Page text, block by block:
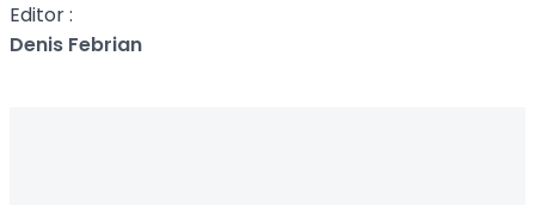
Editor :
Denis Febrian